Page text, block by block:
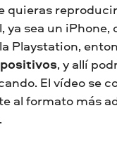
quieras
ya sea un iPhone,
Playstation,
, y allí
El vídeo se
al formato más